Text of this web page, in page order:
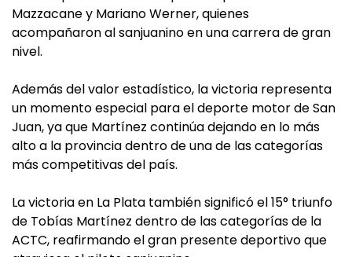
Mazzacane y Mariano Werner, quienes
acompañaron al sanjuanino en una carrera de gran
nivel.
Además del valor estadístico, la victoria representa
un momento especial para el deporte motor de San
Juan, ya que Martínez continúa dejando en lo más
alto a la provincia dentro de una de las categorías
más competitivas del país.
La victoria en La Plata también significó el 15° triunfo
de Tobías Martínez dentro de las categorías de la
ACTC, reafirmando el gran presente deportivo que